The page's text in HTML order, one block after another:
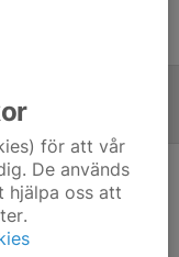
för att vår
De används
hjälpa oss att